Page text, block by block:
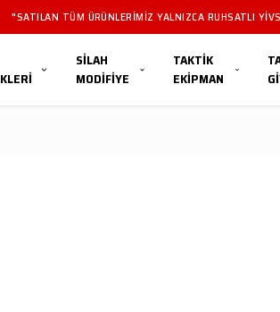
"SATILAN TÜM ÜRÜNLERIMIZ YALNIZCA RUHSATLI
SİLAH
MODİFİYE
TAKTİK
EKİPMAN